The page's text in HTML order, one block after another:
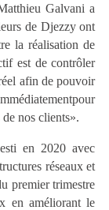
Galvani a
de Djezzy ont
la réalisation de
est de contrôler
afin de pouvoir
nos clients».
en 2020 avec
réseaux et
premier trimestre
en améliorant le